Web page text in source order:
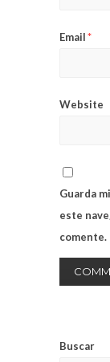
Email*
Website
Guarda
este
comente.
Buscar